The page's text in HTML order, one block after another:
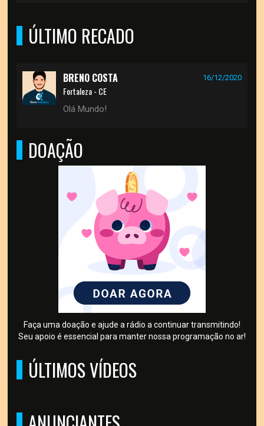
ÚLTIMO RECADO
BRENO COSTA 16/12/2020
Fortaleza - CE
Olá Mundo!
DOAÇÃO
Faça uma doação e ajude a rádio a continuar transmitindo!
Seu apoio é essencial para manter nossa programação no ar!
ÚLTIMOS VÍDEOS